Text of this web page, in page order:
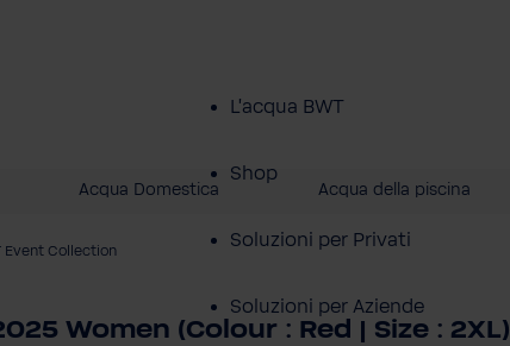
L'acqua BWT
Shop
Soluzioni per Privati
Soluzioni per Aziende
Acqua Domestica Acqua della piscina
Event Collection
Women (Colour : Red | Size : 2XL)